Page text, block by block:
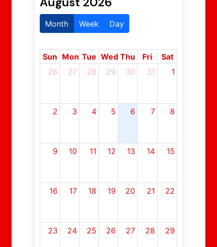
Month Week Day
Sun Mon Tue Wed Thu Fri
Sat
26
27 28 29 30 31 1
2 3 4 5 6 7 8
9 10 11 12 13 14 15
16 17 18 19 20 21 22
23 24 25 26 27 28 29